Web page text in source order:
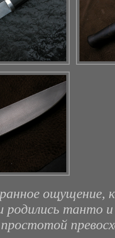
ощущение,
родились танто